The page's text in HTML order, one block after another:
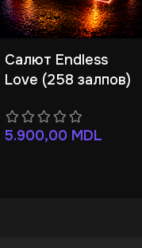
Салют Endless
Love (258 залпов)
5.900,00 MDL